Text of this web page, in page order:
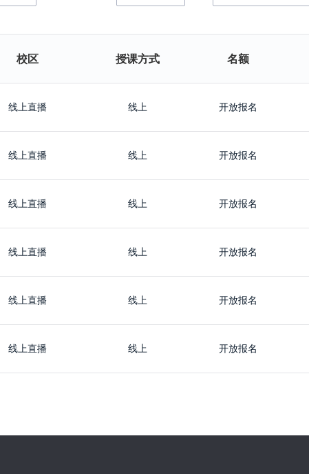
校区 授课方式 名额
线上直播 线上 开放报名
线上直播 线上 开放报名
线上直播 线上 开放报名
线上直播 线上 开放报名
线上直播 线上 开放报名
线上直播 线上 开放报名